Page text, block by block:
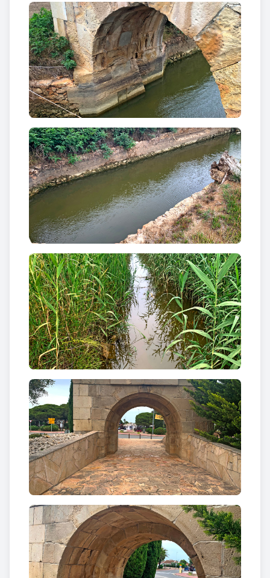
Sembla que li falta l'àtic, doncs en el seu lloc es
troba una massa de còdols amb argamassa i fang. La
seva funció podria ésser de resclosa per a regular el
pas de l'aigua d'un canal de navegació o bé per
regular l'aigua d'unes salines. Està situat ben a la
vora de la carretera T-340 (km 15), al costat d'una
petita àrea de pícnic a mig camí entre Deltebre i la
urbanització Riumar.